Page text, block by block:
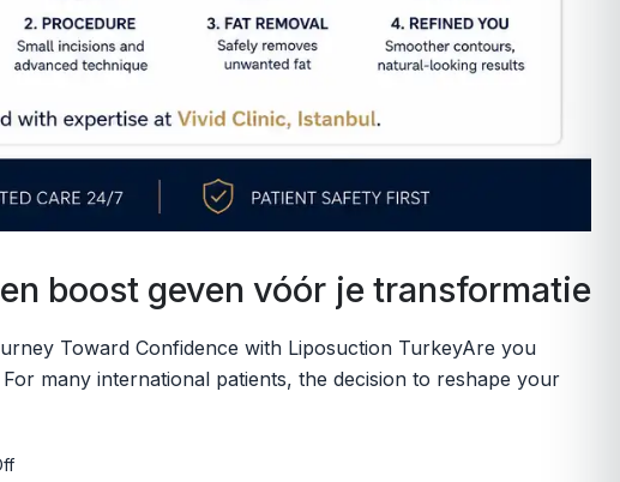
boost geven vóór je transformatie
Toward Confidence with Liposuction TurkeyAre you
many international patients, the decision to reshape your